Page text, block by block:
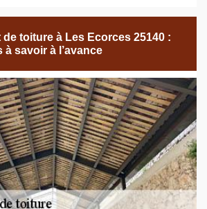
de toiture à Les Ecorces 25140 :
savoir à l’avance